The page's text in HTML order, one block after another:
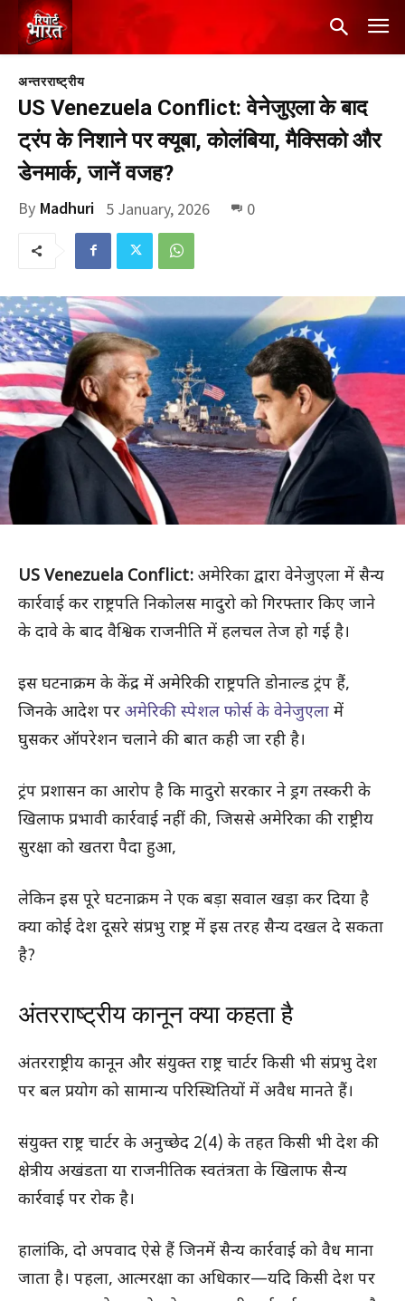
अन्तरराष्ट्रीय
US Venezuela Conflict: वेनेजुएला के बाद
ट्रंप के निशाने पर क्यूबा, कोलंबिया, मैक्सिको और
डेनमार्क, जानें वजह?
By Madhuri 5 January, 2026 0
US Venezuela Conflict: अमेरिका द्वारा वेनेजुएला में सैन्य
कार्रवाई कर राष्ट्रपति निकोलस मादुरो को गिरफ्तार किए जाने
के दावे के बाद वैश्विक राजनीति में हलचल तेज हो गई है।
इस घटनाक्रम के केंद्र में अमेरिकी राष्ट्रपति डोनाल्ड ट्रंप हैं,
जिनके आदेश पर अमेरिकी स्पेशल फोर्स के वेनेजुएला में
घुसकर ऑपरेशन चलाने की बात कही जा रही है।
ट्रंप प्रशासन का आरोप है कि मादुरो सरकार ने ड्रग तस्करी के
खिलाफ प्रभावी कार्रवाई नहीं की, जिससे अमेरिका की राष्ट्रीय
सुरक्षा को खतरा पैदा हुआ,
लेकिन इस पूरे घटनाक्रम ने एक बड़ा सवाल खड़ा कर दिया है
क्या कोई देश दूसरे संप्रभु राष्ट्र में इस तरह सैन्य दखल दे सकता
है?
अंतरराष्ट्रीय कानून क्या कहता है
अंतरराष्ट्रीय कानून और संयुक्त राष्ट्र चार्टर किसी भी संप्रभु देश
पर बल प्रयोग को सामान्य परिस्थितियों में अवैध मानते हैं।
संयुक्त राष्ट्र चार्टर के अनुच्छेद 2(4) के तहत किसी भी देश की
क्षेत्रीय अखंडता या राजनीतिक स्वतंत्रता के खिलाफ सैन्य
कार्रवाई पर रोक है।
हालांकि, दो अपवाद ऐसे हैं जिनमें सैन्य कार्रवाई को वैध माना
जाता है। पहला, आत्मरक्षा का अधिकार—यदि किसी देश पर